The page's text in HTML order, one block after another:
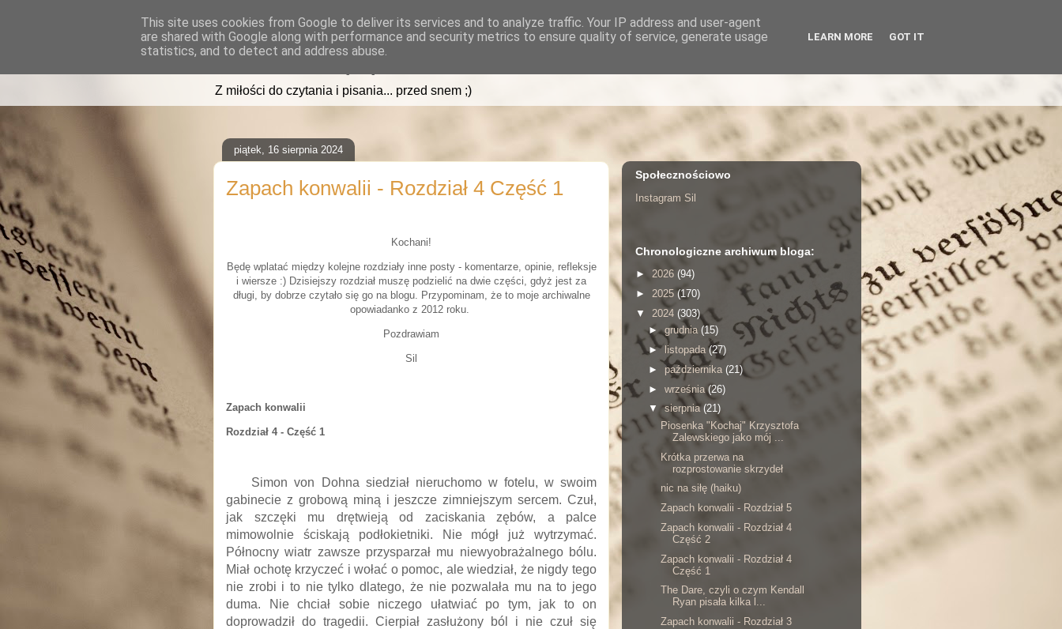
read2sleep.pl
Z miłości do czytania i pisania... przed snem ;)
piątek, 16 sierpnia 2024
Zapach konwalii - Rozdział 4 Część 1
Kochani!
Będę wplatać między kolejne rozdziały inne posty - komentarze, opinie, refleksje
i wiersze :) Dzisiejszy rozdział muszę podzielić na dwie części, gdyż jest za
długi, by dobrze czytało się go na blogu. Przypominam, że to moje archiwalne
opowiadanko z 2012 roku.
Pozdrawiam
Sil
Zapach konwalii
Rozdział 4 - Część 1
Simon von Dohna siedział nieruchomo w fotelu, w swoim
gabinecie z grobową miną i jeszcze zimniejszym sercem. Czuł,
jak szczęki mu drętwieją od zaciskania zębów, a palce
mimowolnie ściskają podłokietniki. Nie mógł już wytrzymać.
Północny wiatr zawsze przysparzał mu niewyobrażalnego bólu.
Miał ochotę krzyczeć i wołać o pomoc, ale wiedział, że nigdy tego
nie zrobi i to nie tylko dlatego, że nie pozwalała mu na to jego
duma. Nie chciał sobie niczego ułatwiać po tym, jak to on
doprowadził do tragedii. Cierpiał zasłużony ból i nie czuł się
Społecznościowo
Instagram Sil
Chronologiczne archiwum bloga:
► 2026 (94)
► 2025(170)
▼ 2024 (303)
►grudnia (15)
► listopada(27)
► października (21)
► września(26)
▼sierpnia(21)
Piosenka "Kochaj" Krzysztofa
Zalewskiego jako mój ...
Krótka przerwa na
rozprostowanie skrzydeł
nic na siłę (haiku)
Zapach konwalii - Rozdział 5
Zapach konwalii - Rozdział 4
Część 2
Zapach konwalii - Rozdział 4
Część 1
The Dare, czyli o czym Kendall
Ryan pisała kilka l...
Zapach konwalii - Rozdział 3
This site uses cookies from Google to deliver its services and to analyze traffic. Your IP address and user-agent
are shared with Google along with performance and security metrics to ensure quality of service, generate usage
statistics, and to detect and address abuse.
LEARN MORE GOT IT